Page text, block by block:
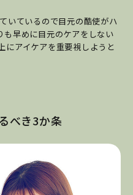
いているので目元の酷使がハ
も早めに目元のケアをしない
アイケアを重要視しようと
べき3か条